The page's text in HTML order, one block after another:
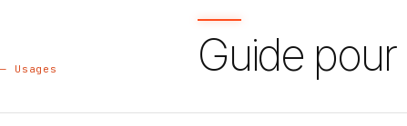
— Usages Guide pour